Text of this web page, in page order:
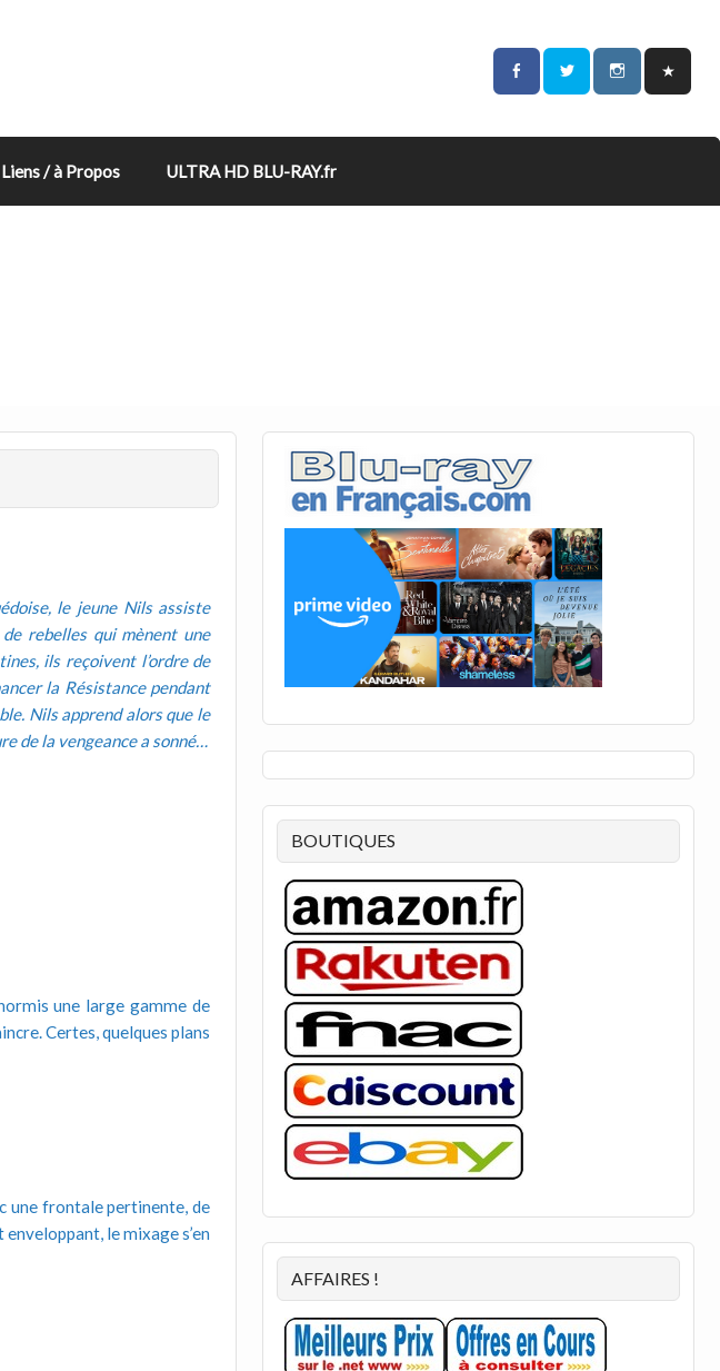
Liens / à Propos ULTRA HD BLU-RAY.fr
le jeune Nils assiste
rebelles qui mènent une
ils reçoivent l’ordre de
la Résistance pendant
Nils apprend alors que le
de la vengeance a sonné…
une large gamme de
Certes, quelques plans
une frontale pertinente, de
le mixage s’en
BOUTIQUES
AFFAIRES !